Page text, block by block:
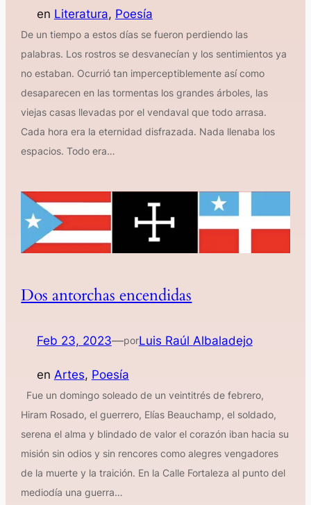
en Literatura, Poesía
De un tiempo a estos días se fueron perdiendo las
palabras. Los rostros se desvanecían y los sentimientos ya
no estaban. Ocurrió tan imperceptiblemente así como
desaparecen en las tormentas los grandes árboles, las
viejas casas llevadas por el vendaval que todo arrasa.
Cada hora era la eternidad disfrazada. Nada llenaba los
espacios. Todo era…
Dos antorchas encendidas
Feb 23, 2023—porLuis Raúl Albaladejo
en Artes, Poesía
Fue un domingo soleado de un veintitrés de febrero,
Hiram Rosado, el guerrero, Elías Beauchamp, el soldado,
serena el alma y blindado de valor el corazón iban hacia su
misión sin odios y sin rencores como alegres vengadores
de la muerte y la traición. En la Calle Fortaleza al punto del
mediodía una guerra…